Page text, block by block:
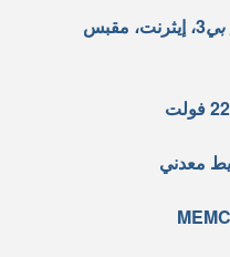
3، إيثرنت، مقبس
معدني